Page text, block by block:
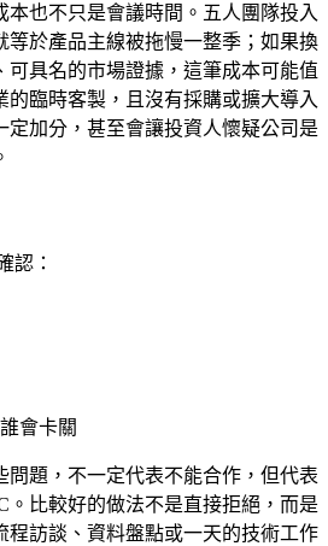
本也不只是會議時間。五人團隊投入
等於產品主線被拖慢一整季；如果換
可具名的市場證據，這筆成本可能值
的臨時客製，且沒有採購或擴大導入
定加分，甚至會讓投資人懷疑公司是
認：
會卡關
問題，不一定代表不能合作，但代表
。比較好的做法不是直接拒絕，而是
程訪談、資料盤點或一天的技術工作